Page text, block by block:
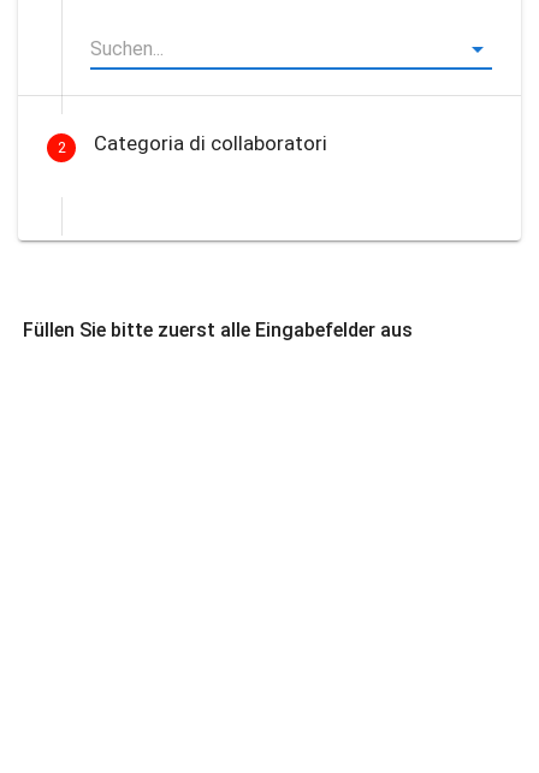
2 Categoria di collaboratori
Füllen Sie bitte zuerst alle Eingabefelder aus